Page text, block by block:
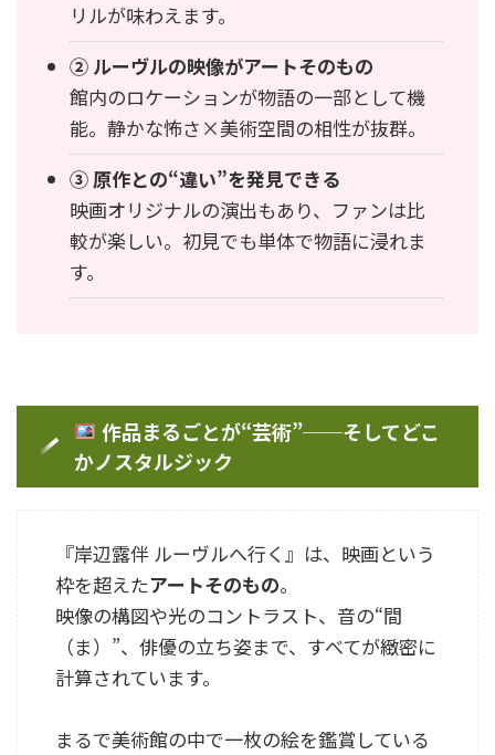
リルが味わえます。
② ルーヴルの映像がアートそのもの
館内のロケーションが物語の一部として機
能。静かな怖さ×美術空間の相性が抜群。
③ 原作との“違い”を発見できる
映画オリジナルの演出もあり、ファンは比
較が楽しい。初見でも単体で物語に浸れま
す。
作品まるごとが“芸術”──そしてどこ
かノスタルジック
『岸辺露伴 ルーヴルへ行く』は、映画という
枠を超えたアートそのもの。
映像の構図や光のコントラスト、音の“間
（ま）”、俳優の立ち姿まで、すべてが緻密に
計算されています。
まるで美術館の中で一枚の絵を鑑賞している